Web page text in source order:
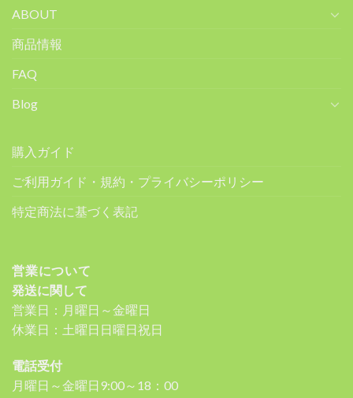
ABOUT
商品情報
FAQ
Blog
購入ガイド
ご利用ガイド・規約・プライバシーポリシー
特定商法に基づく表記
営業について
発送に関して
営業日：月曜日～金曜日
休業日：土曜日日曜日祝日
電話受付
月曜日～金曜日9:00～18：00